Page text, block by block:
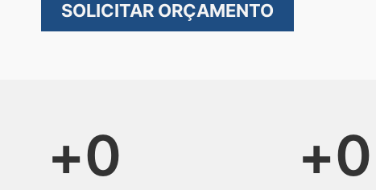
SOLICITAR ORÇAMENTO
+0 +0